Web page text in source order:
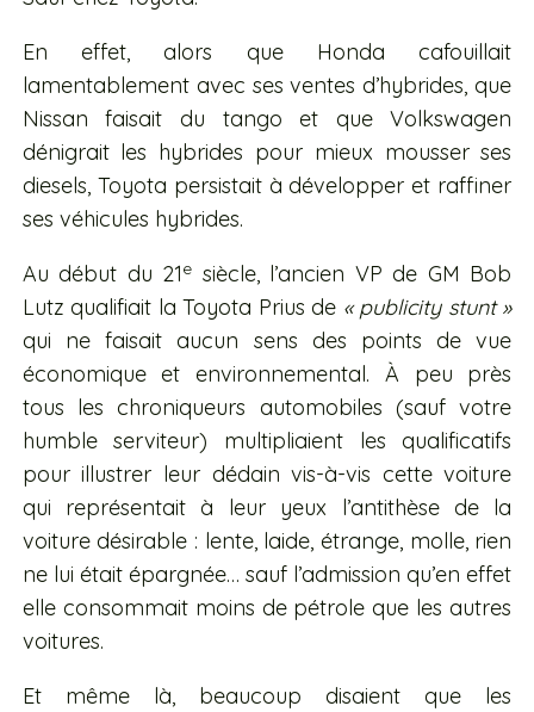
En effet, alors que Honda cafouillait
lamentablement avec ses ventes d’hybrides, que
Nissan faisait du tango et que Volkswagen
dénigrait les hybrides pour mieux mousser ses
diesels, Toyota persistait à développer et raffiner
ses véhicules hybrides.
Au début du 21e siècle, l’ancien VP de GM Bob
Lutz qualifiait la Toyota Prius de « publicity stunt »
qui ne faisait aucun sens des points de vue
économique et environnemental. À peu près
tous les chroniqueurs automobiles (sauf votre
humble serviteur) multipliaient les qualificatifs
pour illustrer leur dédain vis-à-vis cette voiture
qui représentait à leur yeux l’antithèse de la
voiture désirable : lente, laide, étrange, molle, rien
ne lui était épargnée… sauf l’admission qu’en effet
elle consommait moins de pétrole que les autres
voitures.
Et même là, beaucoup disaient que les